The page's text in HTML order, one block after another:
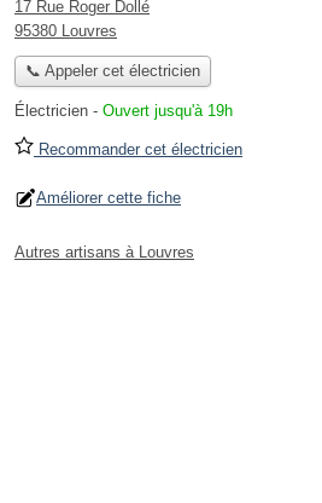
17 Rue Roger Dollé
95380 Louvres
📞 Appeler cet électricien
Électricien - Ouvert jusqu'à 19h
Recommander cet électricien
Améliorer cette fiche
Autres artisans à Louvres